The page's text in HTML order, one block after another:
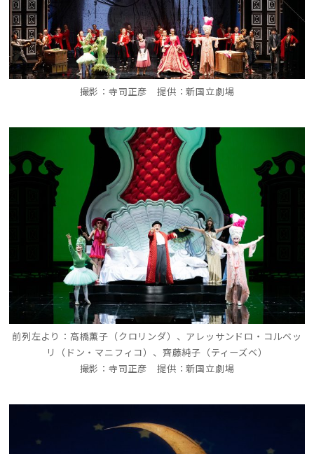
撮影：寺司正彦 提供：新国立劇場
前列左より：高橋薫子（クロリンダ）、アレッサンドロ・コルベッ
リ（ドン・マニフィコ）、齊藤純子（ティーズベ）
撮影：寺司正彦 提供：新国立劇場